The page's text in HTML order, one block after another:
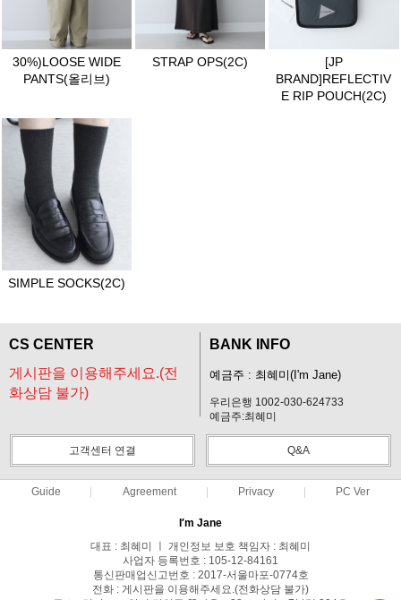
30%)LOOSE WIDE
PANTS(올리브)
STRAP OPS(2C)
[JP
BRAND]REFLECTIV
E RIP POUCH(2C)
SIMPLE SOCKS(2C)
CS CENTER
게시판을 이용해주세요.(전
화상담 불가)
BANK INFO
예금주 : 최혜미(I'm Jane)
우리은행 1002-030-624733
예금주:최혜미
고객센터 연결 Q&A
Guide Agreement Privacy PC Ver
I′m Jane
대표 : 최혜미 ㅣ 개인정보 보호 책임자 : 최혜미
사업자 등록번호 : 105-12-84161
통신판매업신고번호 : 2017-서울마포-0774호
전화 : 게시판을 이용해주세요.(전화상담 불가)